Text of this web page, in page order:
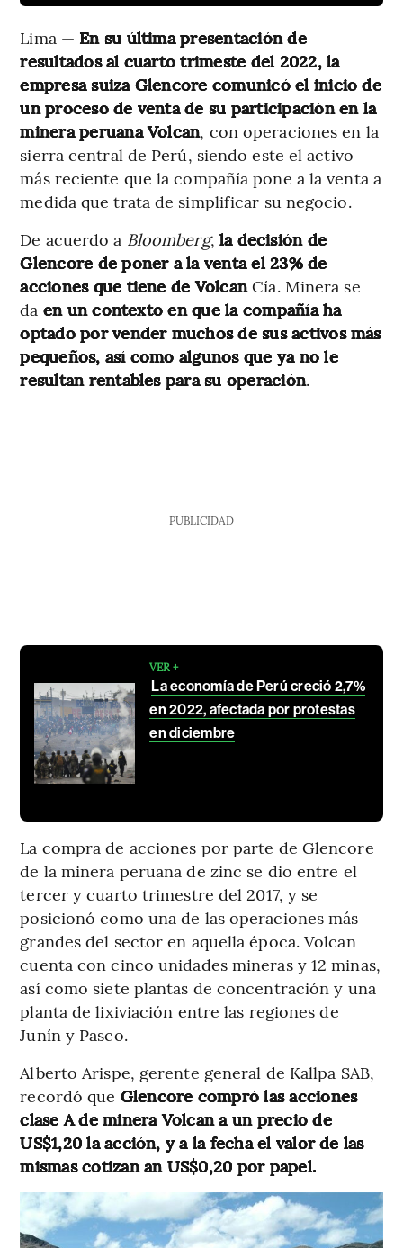
Lima — En su última presentación de
resultados al cuarto trimeste del 2022, la
empresa suiza Glencore comunicó el inicio de
un proceso de venta de su participación en la
minera peruana Volcan, con operaciones en la
sierra central de Perú, siendo este el activo
más reciente que la compañía pone a la venta a
medida que trata de simplificar su negocio.
De acuerdo a Bloomberg, la decisión de
Glencore de poner a la venta el 23% de
acciones que tiene de VolcanCía. Minera se
da en un contexto en que la compañía ha
optado por vender muchos de sus activos más
pequeños, así como algunos que ya no le
resultan rentables para su operación.
PUBLICIDAD
VER +
La economía de Perú creció 2,7%
en 2022, afectada por protestas
en diciembre
La compra de acciones por parte de Glencore
de la minera peruana de zinc se dio entre el
tercer y cuarto trimestre del 2017, y se
posicionó como una de las operaciones más
grandes del sector en aquella época. Volcan
cuenta con cinco unidades mineras y 12 minas,
así como siete plantas de concentración y una
planta de lixiviación entre las regiones de
Junín y Pasco.
Alberto Arispe, gerente general de Kallpa SAB,
recordó que Glencore compró las acciones
clase A de minera Volcan a un precio de
US$1,20 la acción, y a la fecha el valor de las
mismas cotizan an US$0,20 por papel.